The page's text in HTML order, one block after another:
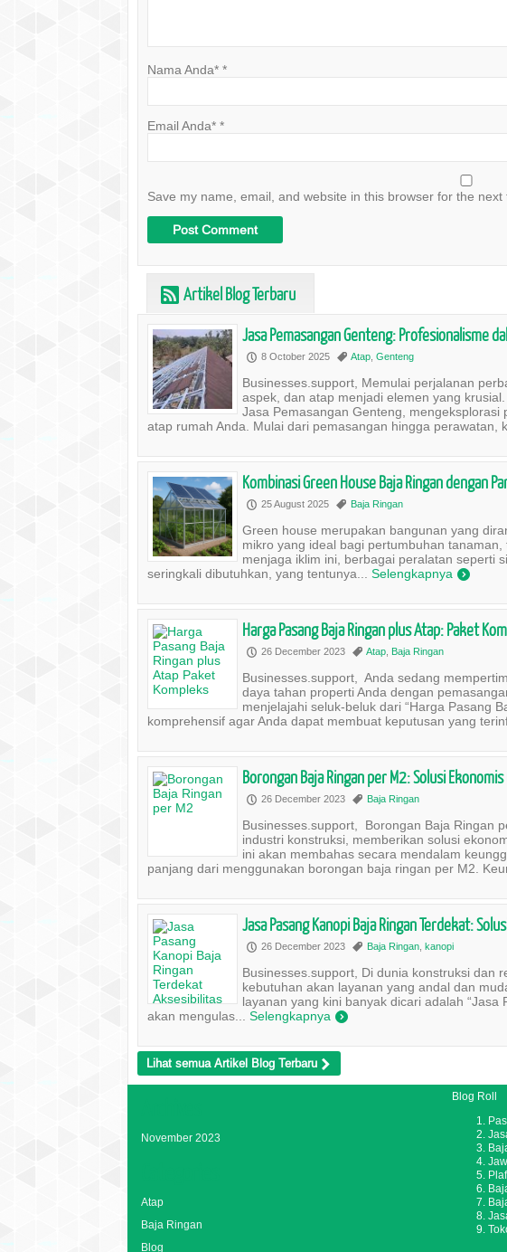
Nama Anda* *
Email Anda* *
Save my name, email, and website in this browser for the next
r Artikel Blog Terbaru
Jasa Pemasangan Genteng: Profesionalisme
P 8 October 2025 , Atap, Genteng
Businesses.support, Memulai perjalanan
aspek, dan atap menjadi elemen yang
Jasa Pemasangan Genteng,
atap rumah Anda. Mulai dari pemasangan hingga perawatan,
Kombinasi Green House Baja Ringan dengan
P 25 August 2025 , Baja Ringan
Green house merupakan bangunan yang
mikro yang ideal bagi pertumbuhan
menjaga iklim ini, berbagai peralatan seperti
seringkali dibutuhkan, yang tentunya... Selengkapnya )
Harga Pasang Baja Ringan plus Atap: Paket
P 26 December 2023 , Atap, Baja Ringan
Businesses.support, Anda sedang
daya tahan properti Anda dengan
menjelajahi seluk-beluk dari “Harga Pasang
komprehensif agar Anda dapat membuat keputusan yang
Borongan Baja Ringan per M2: Solusi
P 26 December 2023 , Baja Ringan
Businesses.support, Borongan Baja Ringan
industri konstruksi, memberikan solusi
ini akan membahas secara mendalam
panjang dari menggunakan borongan baja ringan per M2.
Jasa Pasang Kanopi Baja Ringan Terdekat:
P 26 December 2023 , Baja Ringan, kanopi
Businesses.support, Di dunia konstruksi dan
kebutuhan akan layanan yang andal dan
layanan yang kini banyak dicari adalah “Jasa
akan mengulas... Selengkapnya )
Lihat semua Artikel Blog Terbaru >
November 2023
Atap
Baja Ringan
Blog
Blog Roll